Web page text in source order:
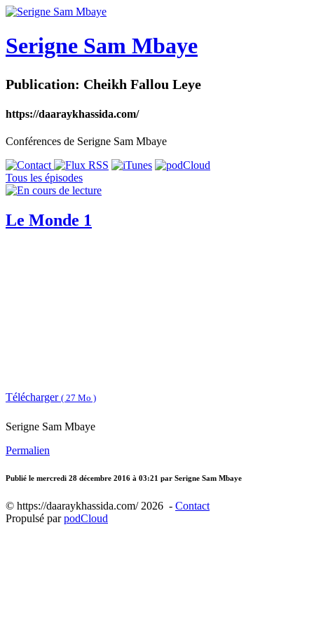
Serigne Sam Mbaye
Publication: Cheikh Fallou Leye
https://daaraykhassida.com/
Conférences de Serigne Sam Mbaye
Tous les épisodes
Le Monde 1
Télécharger ( 27 Mo )
Serigne Sam Mbaye
Permalien
Publié le mercredi 28 décembre 2016 à 03:21 par Serigne Sam Mbaye
© https://daaraykhassida.com/ 2026 - Contact
Propulsé parpodCloud